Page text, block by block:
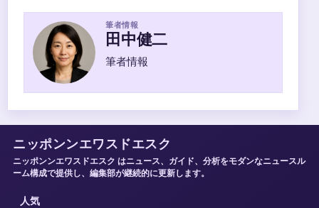
筆者情報
田中健二
筆者情報
ニッポンンエワスドエスク
ニッポンンエワスドエスク はニュース、ガイド、分析をモダンなニュースル
ーム構成で提供し、編集部が継続的に更新します。
人気